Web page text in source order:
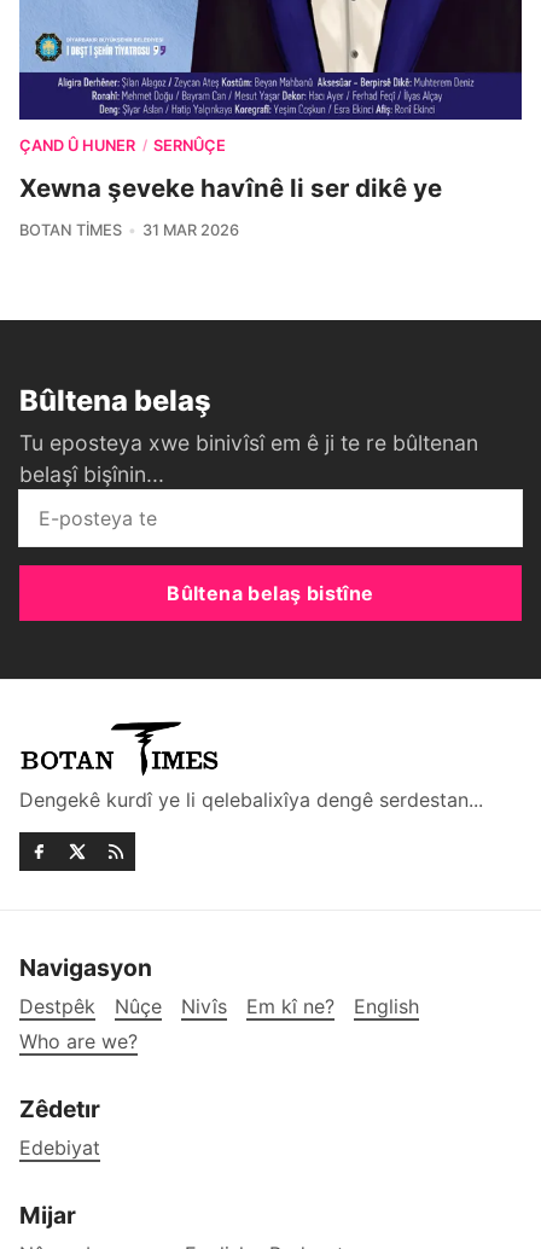
ÇAND Û HUNER / SERNÛÇE
Xewna şeveke havînê li ser dikê ye
BOTAN TIMES 31 MAR 2026
Bûltena belaş
Tu eposteya xwe binivîsî em ê ji te re bûltenan
belaşî bişînin...
Bûltena belaş bistîne
Dengekê kurdî ye li qelebalixîya dengê serdestan...
Navigasyon
Destpêk Nûçe Nivîs Em kî ne?
English
Who are we?
Zêdetır
Edebiyat
Mijar